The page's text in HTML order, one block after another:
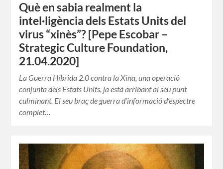
Què en sabia realment la
intel·ligència dels Estats Units del
virus “xinès”? [Pepe Escobar –
Strategic Culture Foundation,
21.04.2020]
La Guerra Híbrida 2.0 contra la Xina, una operació
conjunta dels Estats Units, ja està arribant al seu punt
culminant. El seu braç de guerra d’informació d’espectre
complet…